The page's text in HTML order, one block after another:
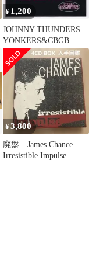
¥ 1,200
JOHNNY THUNDERS
YONKERS&CBGB
1975【新品未使用】
¥3,800
廃盤 James Chance
Irresistible Impulse